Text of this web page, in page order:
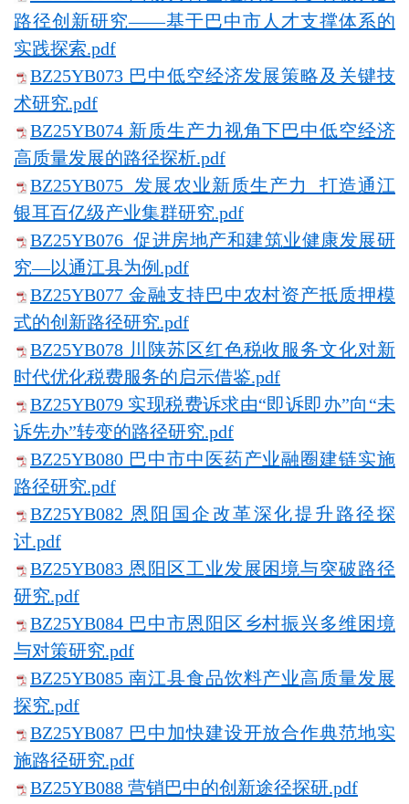
路径创新研究——基于巴中市人才支撑体系的
实践探索.pdf
BZ25YB073 巴中低空经济发展策略及关键技
术研究.pdf
BZ25YB074 新质生产力视角下巴中低空经济
高质量发展的路径探析.pdf
BZ25YB075 发展农业新质生产力 打造通江
银耳百亿级产业集群研究.pdf
BZ25YB076 促进房地产和建筑业健康发展研
究—以通江县为例.pdf
BZ25YB077 金融支持巴中农村资产抵质押模
式的创新路径研究.pdf
BZ25YB078 川陕苏区红色税收服务文化对新
时代优化税费服务的启示借鉴.pdf
BZ25YB079 实现税费诉求由“即诉即办”向“未
诉先办”转变的路径研究.pdf
BZ25YB080 巴中市中医药产业融圈建链实施
路径研究.pdf
BZ25YB082 恩阳国企改革深化提升路径探
讨.pdf
BZ25YB083 恩阳区工业发展困境与突破路径
研究.pdf
BZ25YB084 巴中市恩阳区乡村振兴多维困境
与对策研究.pdf
BZ25YB085 南江县食品饮料产业高质量发展
探究.pdf
BZ25YB087 巴中加快建设开放合作典范地实
施路径研究.pdf
BZ25YB088 营销巴中的创新途径探研.pdf